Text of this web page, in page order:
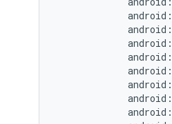
android:
android:
android:
android:
android:
android:
android:
android: